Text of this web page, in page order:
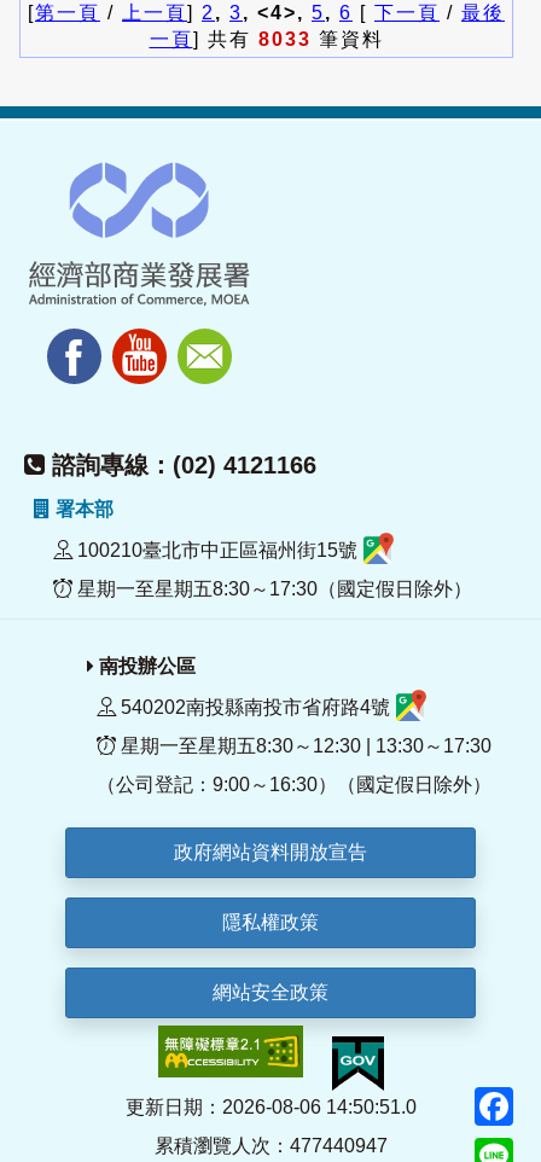
[第一頁 / 上一頁] 2 , 3, <4>, 5, 6 [ 下一頁 / 最後
一頁] 共有 8033 筆資料
諮詢專線：(02) 4121166
署本部
100210臺北市中正區福州街15號
星期一至星期五8:30～17:30（國定假日除外）
南投辦公區
540202南投縣南投市省府路4號
星期一至星期五8:30～12:30 | 13:30～17:30
（公司登記：9:00～16:30）（國定假日除外）
政府網站資料開放宣告
隱私權政策
網站安全政策
更新日期：2026-08-06 14:50:51.0
累積瀏覽人次：477440947